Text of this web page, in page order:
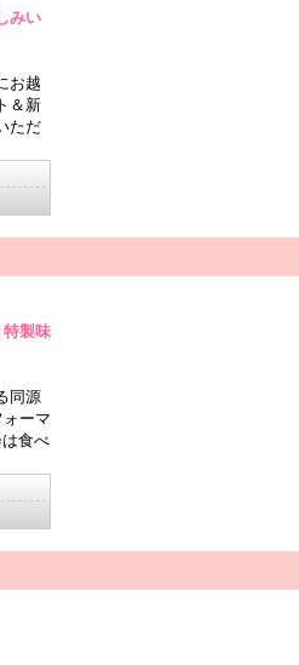
みい
お越
＆新
ただ
製味
同源
ーマ
食べ